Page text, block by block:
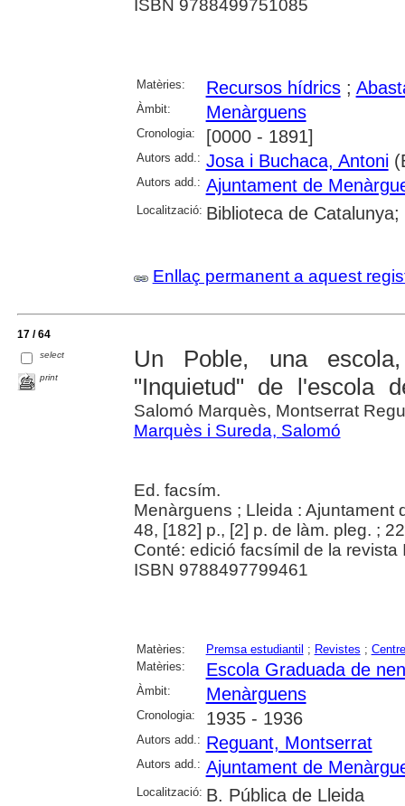
ISBN 9788499751085
Matèries: Recursos hídrics;
Àmbit: Menàrguens
Cronologia: [0000 - 1891]
Autors add.: Josa i Buchaca, Antoni
Autors add.: Ajuntament de
Localització: Biblioteca de
Enllaç permanent a aquest
17 / 64
select
print
Un Poble, una
"Inquietud" de l'escola
Salomó Marquès, Montserrat
Marquès i Sureda, Salomó
Ed. facsím.
Menàrguens ; Lleida : Ajuntament
48, [182] p., [2] p. de làm. pleg. ;
Conté: edició facsímil de la revista
ISBN 9788497799461
Matèries: Premsa estudiantil ; Revistes ;
Matèries:
Escola Graduada de
Àmbit: Menàrguens
Cronologia: 1935 - 1936
Autors add.: Reguant, Montserrat
Autors add.: Ajuntament de
Localització: B. Pública de Lleida